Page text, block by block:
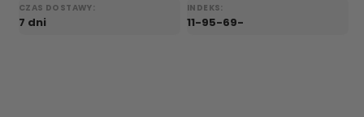
CZAS DOSTAWY:
7 dni
INDEKS:
11-95-69-